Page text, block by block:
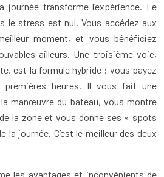
journée transforme l’expérience. Le
le stress est nul. Vous accédez aux
moment, et vous bénéficiez
ailleurs. Une troisième voie,
est la formule hybride : vous payez
heures. Il vous fait une
manœuvre du bateau, vous montre
la zone et vous donne ses « spots
la journée. C’est le meilleur des deux
les avantages et inconvénients de